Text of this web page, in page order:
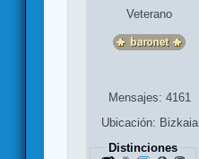
Veterano
Mensajes: 4161
Ubicación: Bizkaia
Distinciones